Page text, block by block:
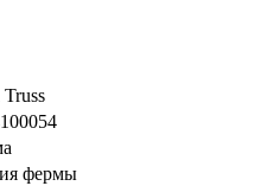
фермы